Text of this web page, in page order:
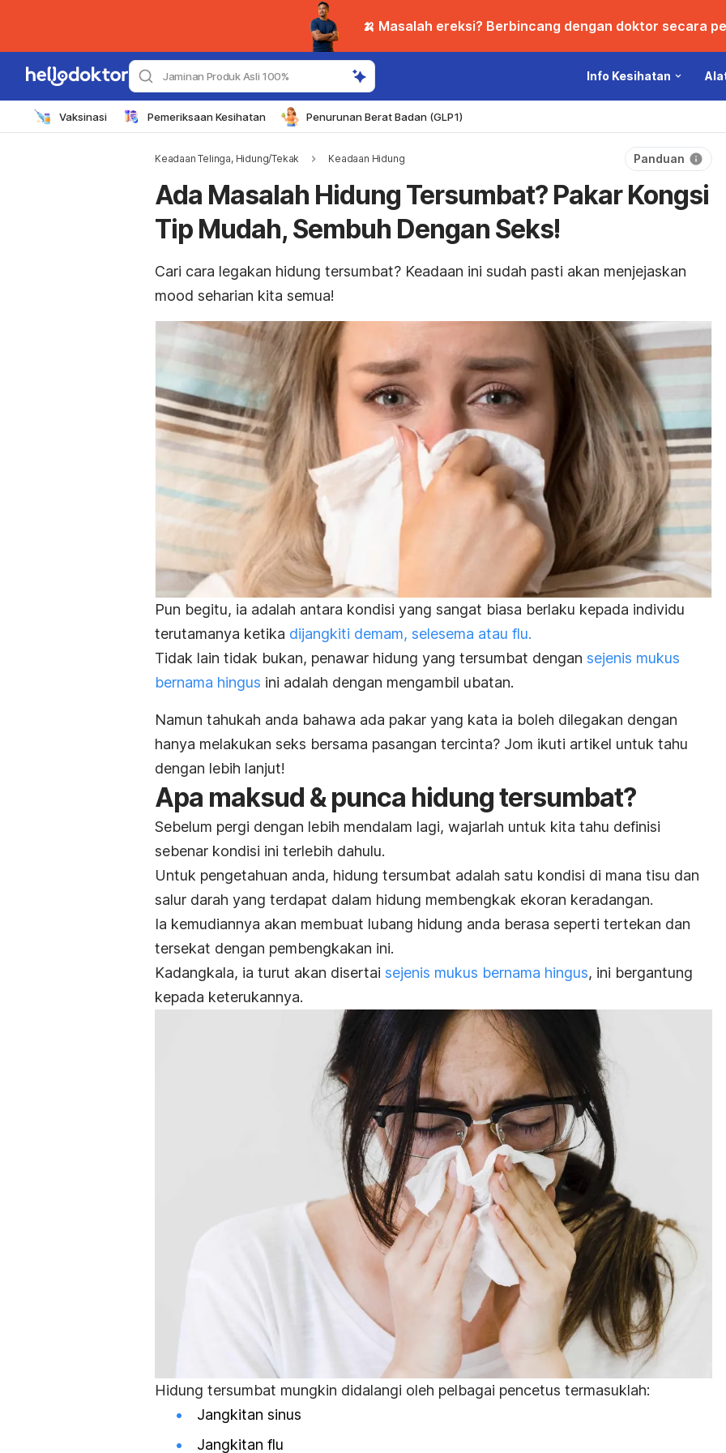
🍌 Masalah ereksi? Berbincang dengan doktor secara
Jaminan Produk Asli 100% Info Kesihatan
Vaksinasi Pemeriksaan Kesihatan Penurunan Berat Badan (GLP1)
Keadaan Telinga, Hidung/Tekak Keadaan Hidung Panduan
Ada Masalah Hidung Tersumbat? Pakar Kongsi
Tip Mudah, Sembuh Dengan Seks!
Cari cara legakan hidung tersumbat? Keadaan ini sudah pasti akan menjejaskan
mood seharian kita semua!
Pun begitu, ia adalah antara kondisi yang sangat biasa berlaku kepada individu
terutamanya ketika dijangkiti demam, selesema atau flu.
Tidak lain tidak bukan, penawar hidung yang tersumbat dengan sejenis mukus
bernama hingus ini adalah dengan mengambil ubatan.
Namun tahukah anda bahawa ada pakar yang kata ia boleh dilegakan dengan
hanya melakukan seks bersama pasangan tercinta? Jom ikuti artikel untuk tahu
dengan lebih lanjut!
Apa maksud & punca hidung tersumbat?
Sebelum pergi dengan lebih mendalam lagi, wajarlah untuk kita tahu definisi
sebenar kondisi ini terlebih dahulu.
Untuk pengetahuan anda, hidung tersumbat adalah satu kondisi di mana tisu dan
salur darah yang terdapat dalam hidung membengkak ekoran keradangan.
Ia kemudiannya akan membuat lubang hidung anda berasa seperti tertekan dan
tersekat dengan pembengkakan ini.
Kadangkala, ia turut akan disertai sejenis mukus bernama hingus, ini bergantung
kepada keterukannya.
Hidung tersumbat mungkin didalangi oleh pelbagai pencetus termasuklah:
Jangkitan sinus
Jangkitan flu